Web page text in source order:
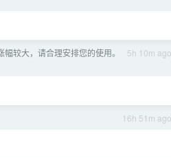
5h 10m ago
较大，请合理安排您的使用。
16h 51m ago